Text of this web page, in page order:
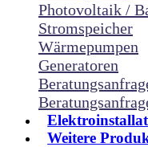
Photovoltaik /
Stromspeicher
Wärmepumpen
Generatoren
Weitere